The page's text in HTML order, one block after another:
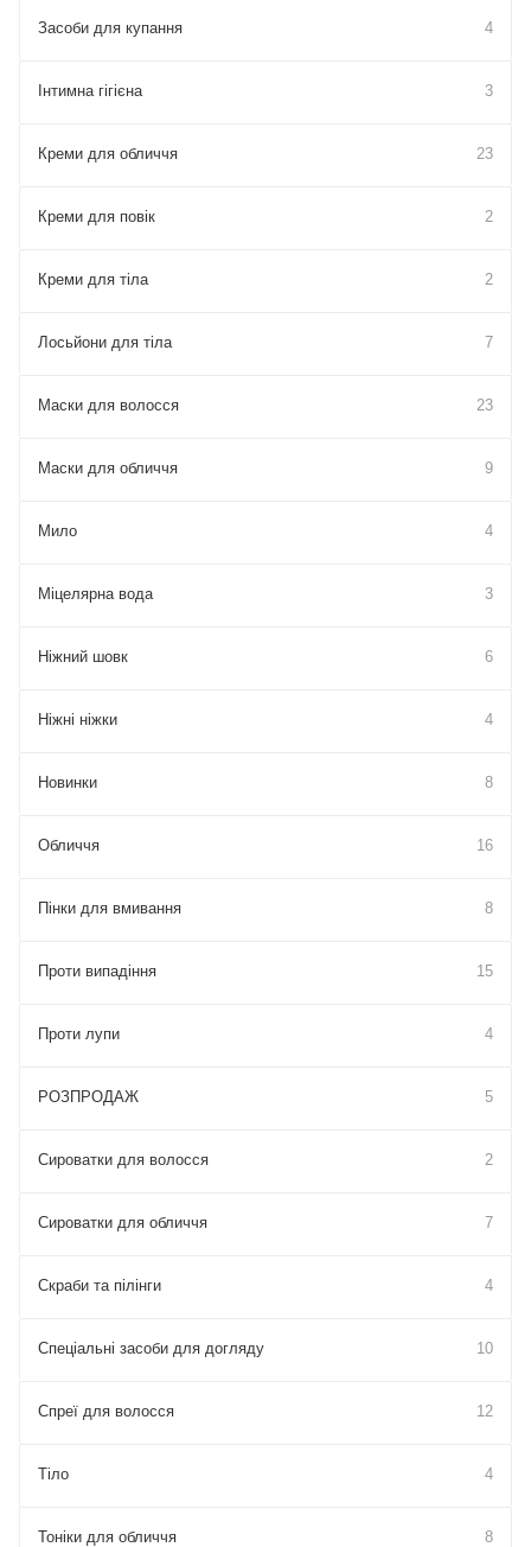
Засоби для купання 4
Інтимна гігієна 3
Креми для обличчя 23
Креми для повік 2
Креми для тіла 2
Лосьйони для тіла 7
Маски для волосся 23
Маски для обличчя 9
Мило 4
Міцелярна вода 3
Ніжний шовк 6
Ніжні ніжки 4
Новинки 8
Обличчя 16
Пінки для вмивання 8
Проти випадіння 15
Проти лупи 4
РОЗПРОДАЖ 5
Сироватки для волосся 2
Сироватки для обличчя 7
Скраби та пілінги 4
Спеціальні засоби для догляду 10
Спреї для волосся 12
Тіло 4
Тоніки для обличчя 8